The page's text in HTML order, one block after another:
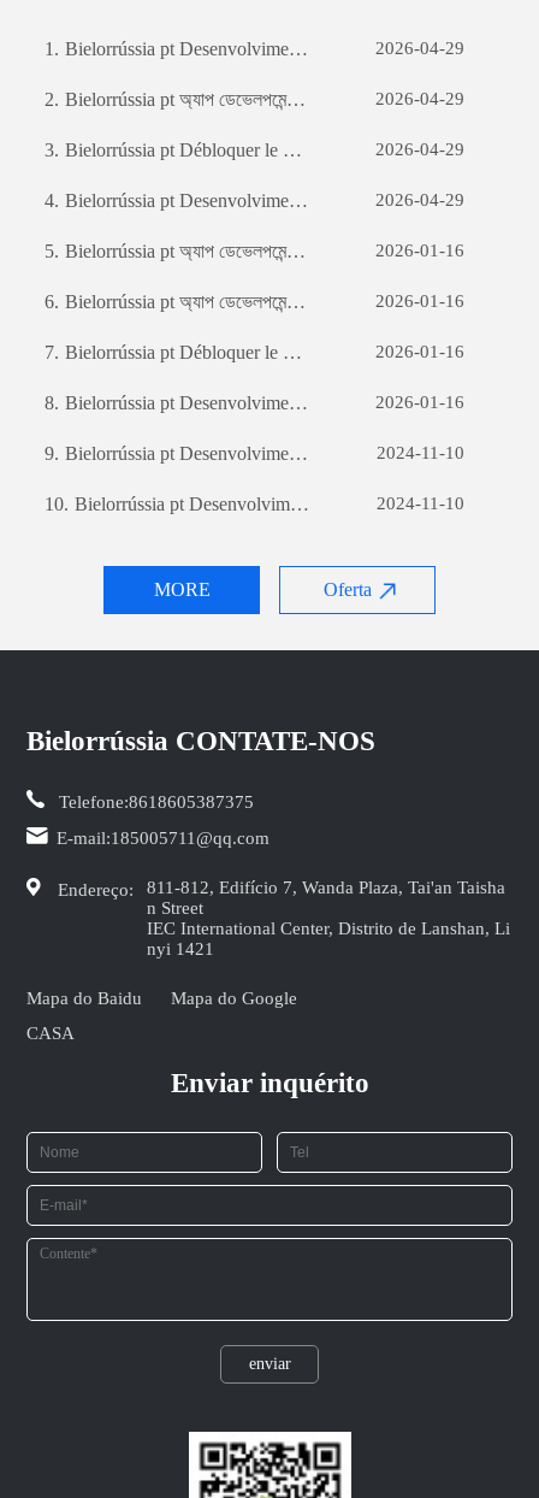
MORE Oferta
1. Bielorrússia pt Desenvolvimento de sites de comércio externo: um guia abrangente 2026-04-29
2. Bielorrússia pt অ্যাপ ডেভেলপমেন্টঃ একটি সফল মোবাইল অ্যাপ্লিকেশন তৈরির যাত্রা 2026-04-29
3. Bielorrússia pt Débloquer le potentiel des entreprises: le pouvoir du développement de logiciels personnalisés 2026-04-29
4. Bielorrússia pt Desenvolvimento de sites de comércio externo: um guia abrangente 2026-04-29
5. Bielorrússia pt অ্যাপ ডেভেলপমেন্টঃ একটি সফল মোবাইল অ্যাপ্লিকেশন তৈরির যাত্রা 2026-01-16
6. Bielorrússia pt অ্যাপ ডেভেলপমেন্টঃ একটি সফল মোবাইল অ্যাপ্লিকেশন তৈরির যাত্রা 2026-01-16
7. Bielorrússia pt Débloquer le potentiel des entreprises: le pouvoir du développement de logiciels personnalisés 2026-01-16
8. Bielorrússia pt Desenvolvimento de sites de comércio externo: um guia abrangente 2026-01-16
9. Bielorrússia pt Desenvolvimento de sites de comércio externo: um guia abrangente 2024-11-10
10. Bielorrússia pt Desenvolvimento de sites de comércio externo: um guia abrangente 2024-11-10
Bielorrússia CONTATE-NOS
Telefone:8618605387375
E-mail:185005711@qq.com
Endereço:
811-812, Edifício 7, Wanda Plaza, Tai'an Taisha
n Street
IEC International Center, Distrito de Lanshan, Li
nyi 1421
Mapa do Baidu
Mapa do Google
CASA
Enviar inquérito
enviar